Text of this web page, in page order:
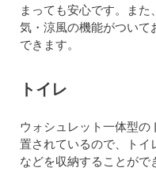
まっても安心です。ま
気・涼風の機能がついて
できます。
トイレ
ウォシュレット一体型の
置されているので、トイ
などを収納することがで